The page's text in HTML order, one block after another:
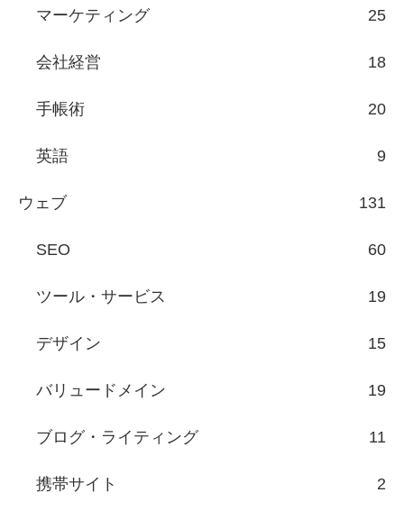
マーケティング 25
会社経営 18
手帳術 20
英語 9
ウェブ 131
SEO 60
ツール・サービス 19
デザイン 15
バリュードメイン 19
ブログ・ライティング 11
携帯サイト 2